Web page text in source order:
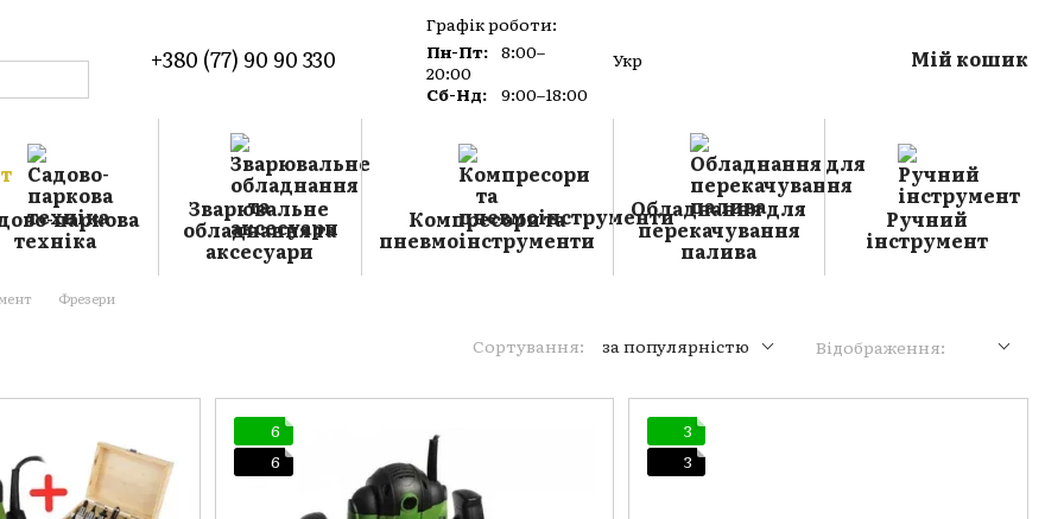
+380 (77) 90 90 330
Графік роботи:
Пн-Пт: 8:00–
20:00
Сб-Нд:
9:00–18:00
Укр Мій кошик
паркова
техніка
Зварювальне
обладнання та
аксесуари
Компресори та
пневмоінструменти
Обладнання для
перекачування
палива
Ручний
інструмент
Фрезери
Сортування: за популярністю Відображення:
6
6
3
3